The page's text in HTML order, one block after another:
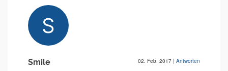
Smile 02. Feb. 2017 | Antworten